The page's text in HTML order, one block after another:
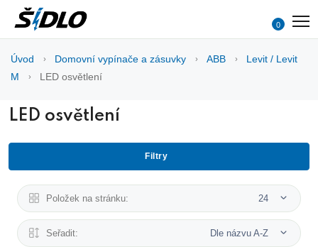
0
Úvod Domovní vypínače a zásuvky ABB
Levit / Levit
M
LED osvětlení
LED osvětlení
Filtry
Položek na stránku: 24
Seřadit: Dle názvu A-Z